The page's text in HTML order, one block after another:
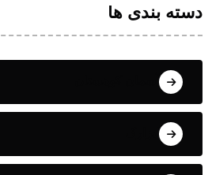
دسته بندی ها